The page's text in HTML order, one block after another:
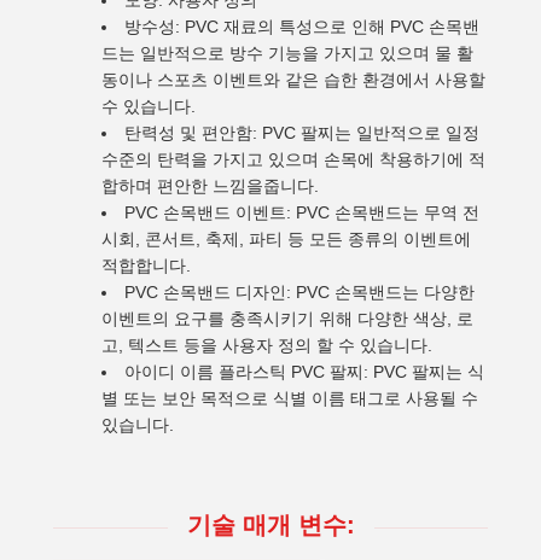
방수성: PVC 재료의 특성으로 인해 PVC 손목밴
드는 일반적으로 방수 기능을 가지고 있으며 물 활
동이나 스포츠 이벤트와 같은 습한 환경에서 사용할
수 있습니다.
탄력성 및 편안함: PVC 팔찌는 일반적으로 일정
수준의 탄력을 가지고 있으며 손목에 착용하기에 적
합하며 편안한 느낌을줍니다.
PVC 손목밴드 이벤트: PVC 손목밴드는 무역 전
시회, 콘서트, 축제, 파티 등 모든 종류의 이벤트에
적합합니다.
PVC 손목밴드 디자인: PVC 손목밴드는 다양한
이벤트의 요구를 충족시키기 위해 다양한 색상, 로
고, 텍스트 등을 사용자 정의 할 수 있습니다.
아이디 이름 플라스틱 PVC 팔찌: PVC 팔찌는 식
별 또는 보안 목적으로 식별 이름 태그로 사용될 수
있습니다.
기술 매개 변수: